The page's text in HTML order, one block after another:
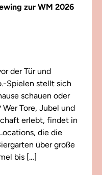
zur WM 2026
der Tür und
Spielen stellt sich
schauen oder
Tore, Jubel und
erlebt, findet in
die die
über große
bis […]